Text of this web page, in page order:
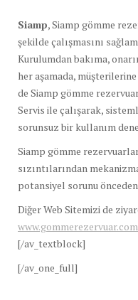
Siamp, Siamp gömme
şekilde çalışmasını
Kurulumdan bakıma,
her aşamada,
de Siamp gömme
Servis ile çalışarak,
sorunsuz bir kullanım
Siamp gömme
sızıntılarından
potansiyel sorunu
Diğer Web Sitemizi de
[/av_textblock]
[/av_one_full]